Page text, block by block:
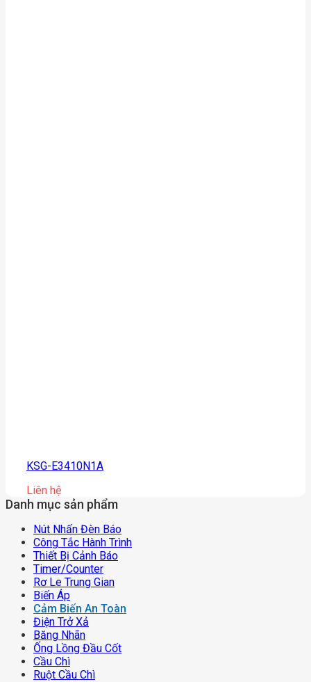
KSG-E3410N1A
Liên hệ
Danh mục sản phẩm
Nút Nhấn Đèn Báo
Công Tắc Hành Trình
Thiết Bị Cảnh Báo
Timer/counter
Rơ Le Trung Gian
Biến Áp
Cảm Biến An Toàn
Điện Trở Xả
Băng Nhãn
Ống Lồng Đầu Cốt
Cầu Chì
Ruột Cầu Chì